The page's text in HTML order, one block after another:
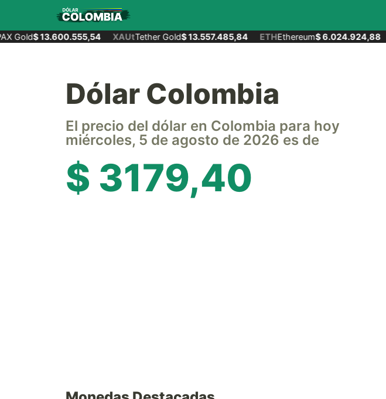
Gold$ 13.600.555,54 XAUtTether Gold$ 13.557.485,84 ETHEthereum$ 6.024.924,88
Dólar Colombia
El precio del dólar en Colombia para hoy
miércoles, 5 de agosto de 2026 es de
$ 3179,40